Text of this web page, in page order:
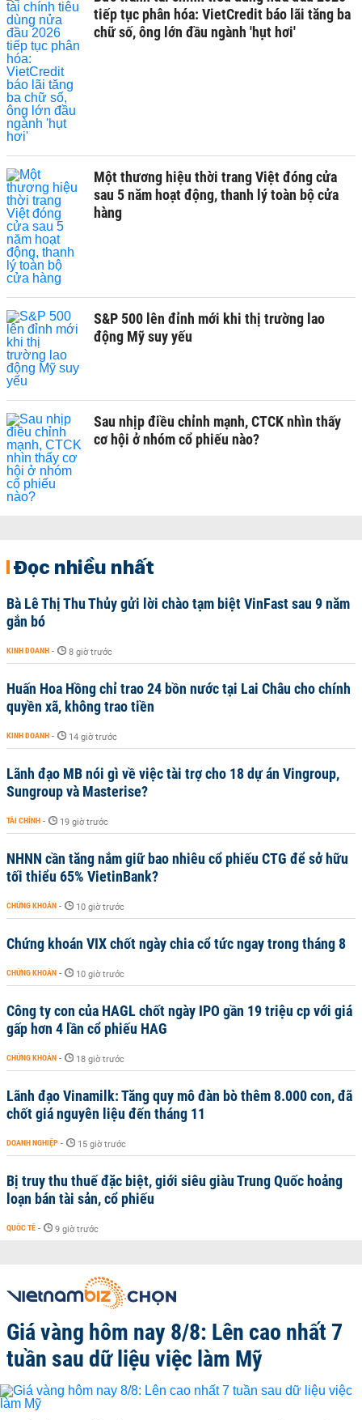
tiếp tục phân hóa: VietCredit báo lãi tăng ba
chữ số, ông lớn đầu ngành 'hụt hơi'
Một thương hiệu thời trang Việt đóng cửa
sau 5 năm hoạt động, thanh lý toàn bộ cửa
hàng
S&P 500 lên đỉnh mới khi thị trường lao
động Mỹ suy yếu
Sau nhịp điều chỉnh mạnh, CTCK nhìn thấy
cơ hội ở nhóm cổ phiếu nào?
Đọc nhiều nhất
Bà Lê Thị Thu Thủy gửi lời chào tạm biệt VinFast sau 9 năm
gắn bó
KINH DOANH - 8 giờ trước
Huấn Hoa Hồng chỉ trao 24 bồn nước tại Lai Châu cho chính
quyền xã, không trao tiền
KINH DOANH - 14 giờ trước
Lãnh đạo MB nói gì về việc tài trợ cho 18 dự án Vingroup,
Sungroup và Masterise?
TÀI CHÍNH - 19 giờ trước
NHNN cần tăng nắm giữ bao nhiêu cổ phiếu CTG để sở hữu
tối thiểu 65% VietinBank?
CHỨNG KHOÁN - 10 giờ trước
Chứng khoán VIX chốt ngày chia cổ tức ngay trong tháng 8
CHỨNG KHOÁN - 10 giờ trước
Công ty con của HAGL chốt ngày IPO gần 19 triệu cp với giá
gấp hơn 4 lần cổ phiếu HAG
CHỨNG KHOÁN - 18 giờ trước
Lãnh đạo Vinamilk: Tăng quy mô đàn bò thêm 8.000 con, đã
chốt giá nguyên liệu đến tháng 11
DOANH NGHIỆP - 15 giờ trước
Bị truy thu thuế đặc biệt, giới siêu giàu Trung Quốc hoảng
loạn bán tài sản, cổ phiếu
QUỐC TẾ - 9 giờ trước
Giá vàng hôm nay 8/8: Lên cao nhất 7
tuần sau dữ liệu việc làm Mỹ